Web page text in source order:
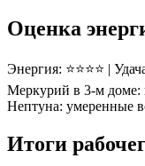
Оценка
Энергия: ⭐⭐⭐⭐ |
Меркурий в 3-м доме:
Нептуна: умеренные
Итоги